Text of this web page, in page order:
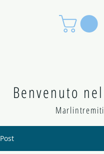
Benvenuto nel
Marlintremiti
Post